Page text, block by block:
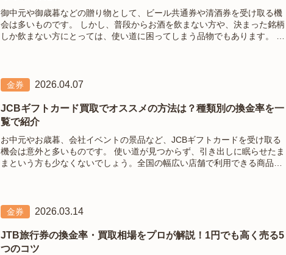
御中元や御歳暮などの贈り物として、ビール共通券や清酒券を受け取る機
会は多いものです。 しかし、普段からお酒を飲まない方や、決まった銘柄
しか飲まない方にとっては、使い道に困ってしまう品物でもあります。 そ
金券 2026.04.07
JCBギフトカード買取でオススメの方法は？種類別の換金率を一
覧で紹介
お中元やお歳暮、会社イベントの景品など、JCBギフトカードを受け取る
機会は意外と多いものです。 使い道が見つからず、引き出しに眠らせたま
まという方も少なくないでしょう。全国の幅広い店舗で利用できる商品券
金券 2026.03.14
JTB旅行券の換金率・買取相場をプロが解説！1円でも高く売る5
つのコツ